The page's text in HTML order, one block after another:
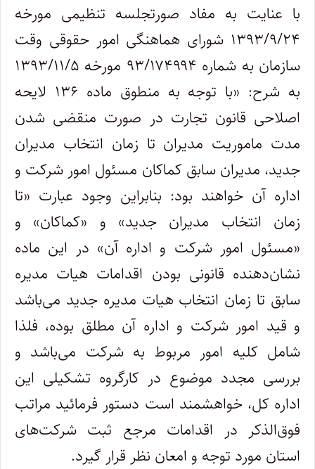
با عنایت به مفاد صورتجلسه تنظیمی مورخه
۱۳۹۳/۹/۲۴ شورای هماهنگی امور حقوقی وقت
سازمان به شماره ۹۳/۱۷۴۹۹۴ مورخه ۱۳۹۳/۱۱/۵
به شرح: «با توجه به منطوق ماده ۱۳۶ لایحه
اصلاحی قانون تجارت در صورت منقضی شدن
مدت ماموریت مدیران تا زمان انتخاب مدیران
جدید، مدیران سابق کماکان مسئول امور شرکت و
اداره آن خواهند بود: بنابراین وجود عبارت «تا
زمان انتخاب مدیران جدید» و «کماکان» و
«مسئول امور شرکت و اداره آن» در این ماده
نشان‌دهنده قانونی بودن اقدامات هیات مدیره
سابق تا زمان انتخاب هیات مدیره جدید می‌باشد
و قید امور شرکت و اداره آن مطلق بوده، فلذا
شامل کلیه امور مربوط به شرکت می‌باشد و
بررسی مجدد موضوع در کارگروه تشکیلی این
اداره کل، خواهشمند است دستور فرمائید مراتب
فوق‌الذکر در اقدامات مرجع ثبت شرکت‌های
استان مورد توجه و امعان نظر قرار گیرد.